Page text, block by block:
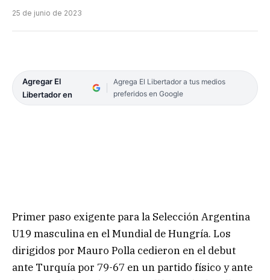
25 de junio de 2023
Agregar El
Libertador en
Agrega El Libertador a tus medios
preferidos en Google
Primer paso exigente para la Selección Argentina
U19 masculina en el Mundial de Hungría. Los
dirigidos por Mauro Polla cedieron en el debut
ante Turquía por 79-67 en un partido físico y ante